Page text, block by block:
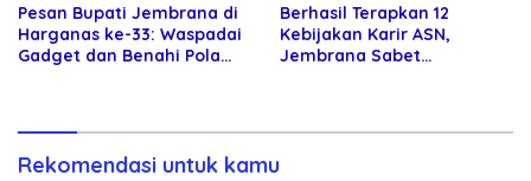
Pesan Bupati Jembrana di
Harganas ke-33: Waspadai
Gadget dan Benahi Pola
Berhasil Terapkan 12
Kebijakan Karir ASN,
Jembrana Sabet
Rekomendasi untuk kamu